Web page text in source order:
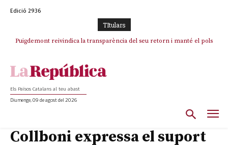
Edició 2936
TItulars
Puigdemont reivindica la transparència del seu retorn i manté el pols
Els Països Catalans al teu abast
Diumenge, 09 de agost del 2026
Collboni expressa el suport